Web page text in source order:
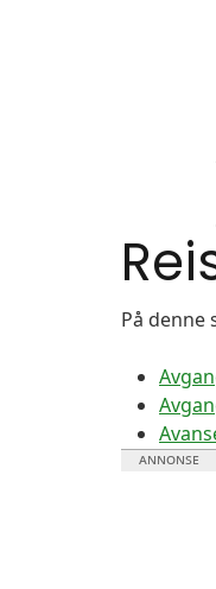
På denne